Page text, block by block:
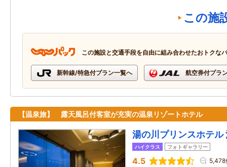
この施
この施設と交通手段を自由に組み合わせたおトクな
新幹線/特急付プラン一覧へ 航空券付プラ
【温泉旅】 露天風呂付客室が充実の温泉リゾートホテル
湯の川プリンスホテル
ハイクラス フォトギャラリー
4.5 5,478